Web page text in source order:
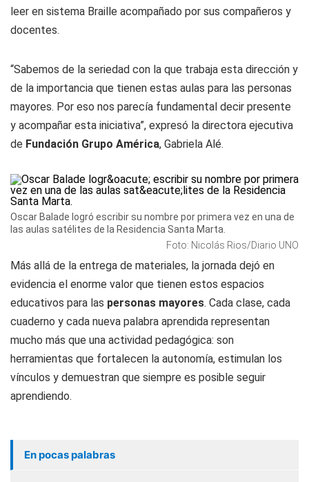
leer en sistema Braille acompañado por sus compañeros y
docentes.
“Sabemos de la seriedad con la que trabaja esta dirección y
de la importancia que tienen estas aulas para las personas
mayores. Por eso nos parecía fundamental decir presente
y acompañar esta iniciativa”, expresó la directora ejecutiva
de Fundación Grupo América, Gabriela Alé.
Oscar Balade logró escribir su nombre por primera vez en una de
las aulas satélites de la Residencia Santa Marta.
Foto: Nicolás Rios/Diario UNO
Más allá de la entrega de materiales, la jornada dejó en
evidencia el enorme valor que tienen estos espacios
educativos para las personas mayores. Cada clase, cada
cuaderno y cada nueva palabra aprendida representan
mucho más que una actividad pedagógica: son
herramientas que fortalecen la autonomía, estimulan los
vínculos y demuestran que siempre es posible seguir
aprendiendo.
En pocas palabras